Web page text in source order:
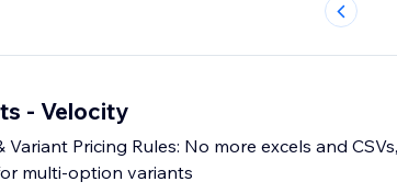
- Velocity
Pricing Rules: No more excels and
multi-option variants